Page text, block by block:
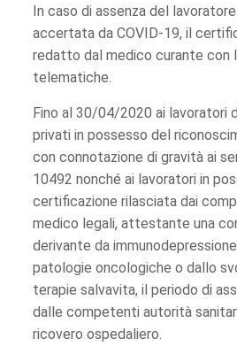
In caso di assenza del
accertata da COVID-19, il
redatto dal medico curante con
telematiche.
Fino al 30/04/2020 ai lavoratori
privati in possesso del
con connotazione di gravità ai
10492 nonché ai lavoratori in
certificazione rilasciata dai
medico legali, attestante una
derivante da
patologie oncologiche o dallo
terapie salvavita, il periodo di
dalle competenti autorità
ricovero ospedaliero.